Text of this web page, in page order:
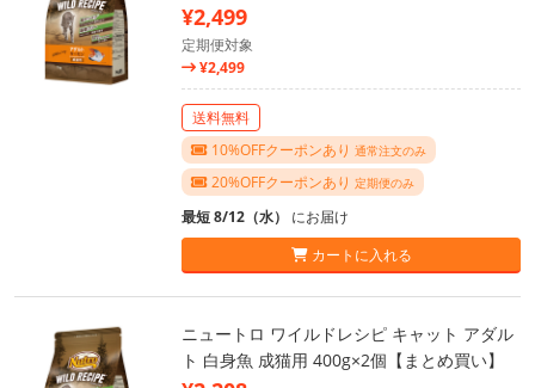
¥2,499
定期便対象
¥2,499
送料無料
10%OFFクーポンあり 通常注文のみ
20%OFFクーポンあり 定期便のみ
最短 8/12（水） にお届け
カートに入れる
ニュートロ ワイルドレシピ キャット アダル
ト 白身魚 成猫用 400g×2個【まとめ買い】